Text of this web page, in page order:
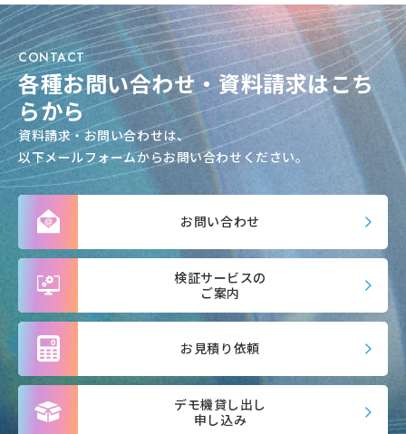
CONTACT
各種お問い合わせ・資料請求はこち
らから
資料請求・お問い合わせは、
以下メールフォームからお問い合わせください。
お問い合わせ
検証サービスの
ご案内
お見積り依頼
デモ機貸し出し
申し込み